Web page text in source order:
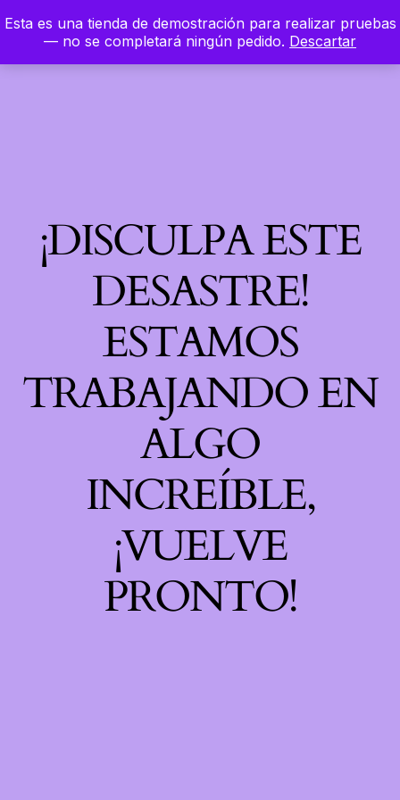
Esta es una tienda de demostración para realizar pruebas
— no se completará ningún pedido. Descartar
Hierbaloca LinkedIn
Instagram
Facebook
Acceder
¡DISCULPA ESTE
DESASTRE!
ESTAMOS
TRABAJANDO EN
ALGO
INCREÍBLE,
¡VUELVE
PRONTO!